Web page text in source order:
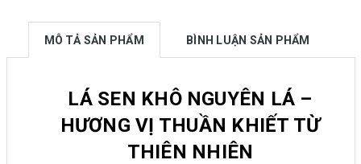
MÔ TẢ SẢN PHẨM BÌNH LUẬN SẢN PHẨM
LÁ SEN KHÔ NGUYÊN LÁ –
HƯƠNG VỊ THUẦN KHIẾT TỪ
THIÊN NHIÊN